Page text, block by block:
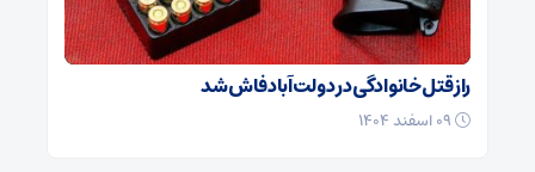
راز قتل خانوادگی در دولت‌آباد فاش شد